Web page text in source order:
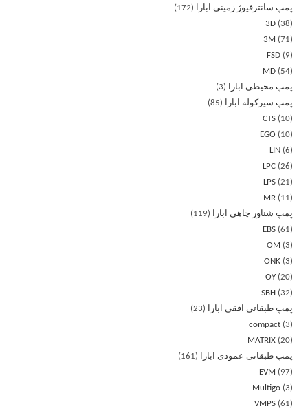
پمپ سانترفیوژ زمینی ابارا
172
3D 38
3M
71
FSD
9
MD
54
پمپ محیطی ابارا
3
پمپ سیرکوله ابارا
85
CTS
10
EGO
10
LIN
6
LPC 26
LPS 21
MR
11
پمپ شناور چاهی ابارا
119
EBS 61
OM
3
ONK 3
OY 20
SBH
32
پمپ طبقاتی افقی ابارا
23
compact 3
MATRIX 20
پمپ طبقاتی عمودی ابارا
161
EVM
97
Multigo 3
VMPS 61